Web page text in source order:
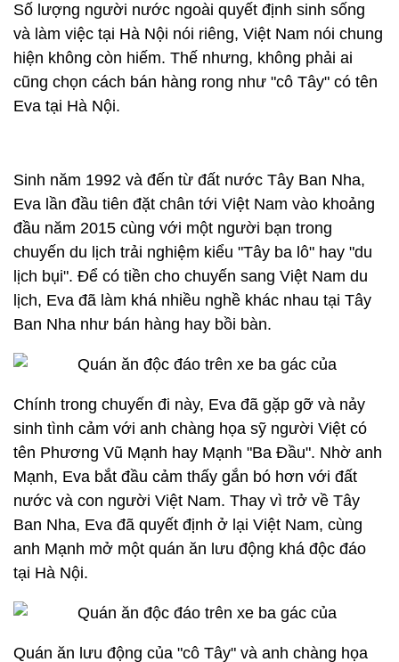
Số lượng người nước ngoài quyết định sinh sống
và làm việc tại Hà Nội nói riêng, Việt Nam nói chung
hiện không còn hiếm. Thế nhưng, không phải ai
cũng chọn cách bán hàng rong như "cô Tây" có tên
Eva tại Hà Nội.
Sinh năm 1992 và đến từ đất nước Tây Ban Nha,
Eva lần đầu tiên đặt chân tới Việt Nam vào khoảng
đầu năm 2015 cùng với một người bạn trong
chuyến du lịch trải nghiệm kiểu "Tây ba lô" hay "du
lịch bụi". Để có tiền cho chuyến sang Việt Nam du
lịch, Eva đã làm khá nhiều nghề khác nhau tại Tây
Ban Nha như bán hàng hay bồi bàn.
Chính trong chuyến đi này, Eva đã gặp gỡ và nảy
sinh tình cảm với anh chàng họa sỹ người Việt có
tên Phương Vũ Mạnh hay Mạnh "Ba Đầu". Nhờ anh
Mạnh, Eva bắt đầu cảm thấy gắn bó hơn với đất
nước và con người Việt Nam. Thay vì trở về Tây
Ban Nha, Eva đã quyết định ở lại Việt Nam, cùng
anh Mạnh mở một quán ăn lưu động khá độc đáo
tại Hà Nội.
Quán ăn lưu động của "cô Tây" và anh chàng họa